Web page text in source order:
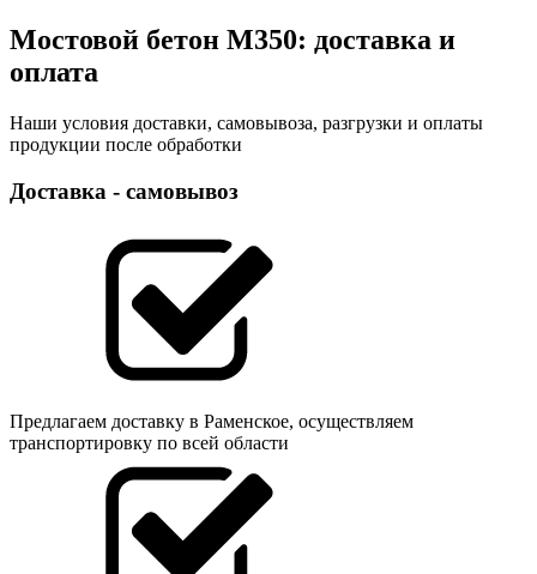
Мостовой бетон М350: доставка и
оплата
Наши условия доставки, самовывоза, разгрузки и оплаты
продукции после обработки
Доставка - самовывоз
Предлагаем доставку в Раменское, осуществляем
транспортировку по всей области